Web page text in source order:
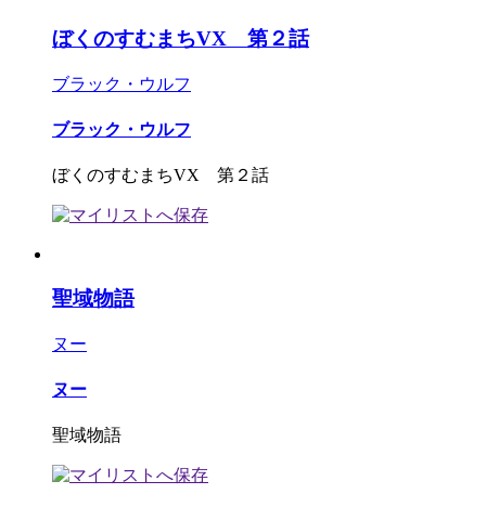
ぼくのすむまちVX 第２話
ブラック・ウルフ
ブラック・ウルフ
ぼくのすむまちVX 第２話
聖域物語
ヌー
ヌー
聖域物語